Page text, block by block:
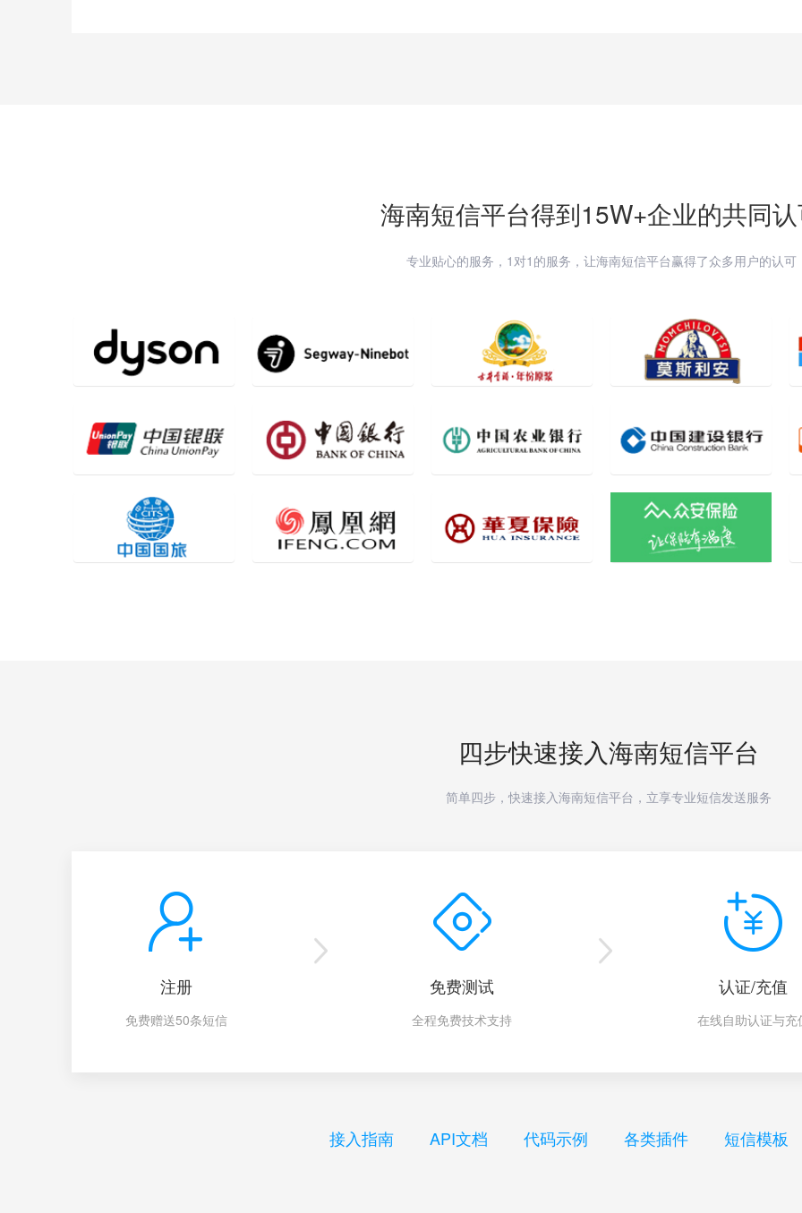
海南短信平台得到15W+企业的共同
专业贴心的服务，1对1的服务，让海南短信平台赢得了众多用户的认可
四步快速接入海南短信平台
简单四步，快速接入海南短信平台，立享专业短信发送服务
注册
免费赠送50条短信
免费测试
全程免费技术支持
认证/充值
在线自助认证与充
接入指南 API文档 代码示例 各类插件 短信模板